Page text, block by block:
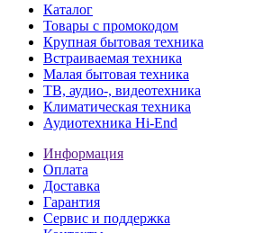
Каталог
Товары с промокодом
Крупная бытовая техника
Встраиваемая техника
Малая бытовая техника
ТВ, аудио-, видеотехника
Климатическая техника
Аудиотехника Hi-End
Информация
Оплата
Доставка
Гарантия
Сервис и поддержка